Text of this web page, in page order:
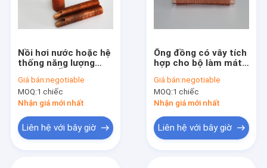
Nồi hơi nước hoặc hệ
thống năng lượng
vây Tiết kiệm năng
lượng linh hoạt
Giá bán:negotiable
MOQ:1 chiếc
Nhận giá mới nhất
Liên hệ với bây giờ
Ống đồng có vây tích
hợp cho bộ làm mát
55 mm
Giá bán:negotiable
MOQ:1 chiếc
Nhận giá mới nhất
Liên hệ với bây giờ